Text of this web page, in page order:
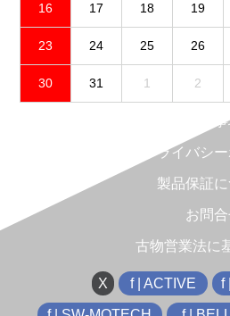
16 17 18 19
23 24 25 26
30 31 1 2
免責
プライバシ
製品保証
お問
古物営業法に
X f | ACTIVE f